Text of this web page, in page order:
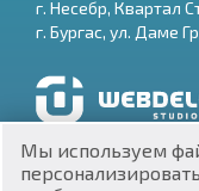
$
₽
г. Несебр, Квартал
г. Бургас, ул. Даме
Разработка и
Мы используем